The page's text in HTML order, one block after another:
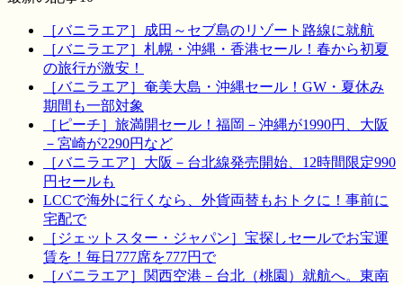
［バニラエア］成田～セブ島のリゾート路線に就航
［バニラエア］札幌・沖縄・香港セール！春から初夏
の旅行が激安！
［バニラエア］奄美大島・沖縄セール！GW・夏休み
期間も一部対象
［ピーチ］旅満開セール！福岡－沖縄が1990円、大阪
－宮崎が2290円など
［バニラエア］大阪－台北線発売開始、12時間限定990
円セールも
LCCで海外に行くなら、外貨両替もおトクに！事前に
宅配で
［ジェットスター・ジャパン］宝探しセールでお宝運
賃を！毎日777席を777円で
［バニラエア］関西空港－台北（桃園）就航へ。東南